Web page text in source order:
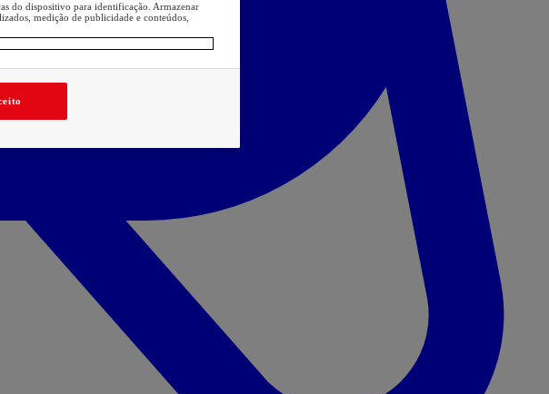
do dispositivo para identificação. Armazenar
medição de publicidade e conteúdos,